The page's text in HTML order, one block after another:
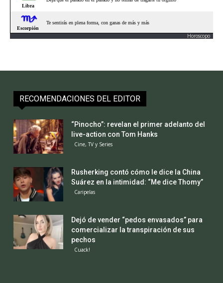
Horoscopo
RECOMENDACIONES DEL EDITOR
“Pinocho”: revelan el primer adelanto del
live-action con Tom Hanks
Cine, TV y Series
Rusherking contó cómo le dice la China
Suárez en la intimidad: “Me dice Thomy”
Caripelas
Dejó de vender “pedos envasados” para
comercializar la transpiración de sus
pechos
Cuack!